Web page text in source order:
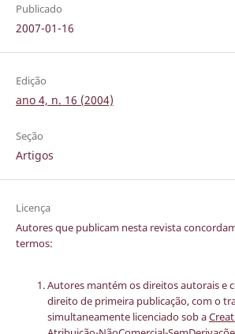
Publicado
2007-01-16
Edição
ano 4, n. 16 (2004)
Seção
Artigos
Licença
Autores que publicam nesta revista
termos:
Autores mantém os direitos autorais e
direito de primeira publicação, com o
simultaneamente licenciado sob a